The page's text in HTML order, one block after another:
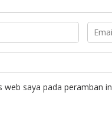
web saya pada peramban